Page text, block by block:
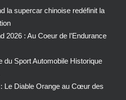
la supercar chinoise redéfinit la
2026 : Au Coeur de l’Endurance
du Sport Automobile Historique
Le Diable Orange au Cœur des